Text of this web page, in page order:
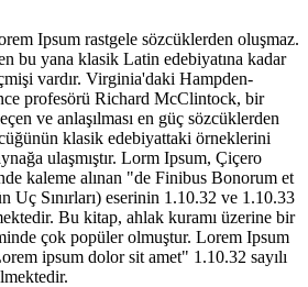
Ipsum rastgele sözcüklerden oluşmaz.
bu yana klasik Latin edebiyatına kadar
vardır. Virginia'daki Hampden-
profesörü Richard McClintock, bir
ve anlaşılması en güç sözcüklerden
klasik edebiyattaki örneklerini
ulaşmıştır. Lorm Ipsum, Çiçero
kaleme alınan "de Finibus Bonorum et
Sınırları) eserinin 1.10.32 ve 1.10.33
Bu kitap, ahlak kuramı üzerine bir
çok popüler olmuştur. Lorem Ipsum
ipsum dolor sit amet" 1.10.32 sayılı